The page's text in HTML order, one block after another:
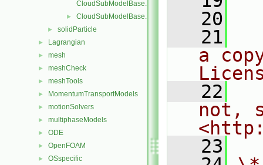
CloudSubModelBase.C
► CloudSubModelBase.H
► solidParticle
► Lagrangian
► mesh
► meshCheck
► meshTools
► MomentumTransportModels
► motionSolvers
► multiphaseModels
► ODE
► OpenFOAM
► OSspecific
   20
   21
a
   22
not,
   23